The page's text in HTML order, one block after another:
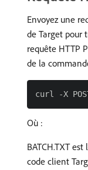
Envoyez une
de Target pour
requête HTTP
de la
Où :
BATCH.TXT
code client